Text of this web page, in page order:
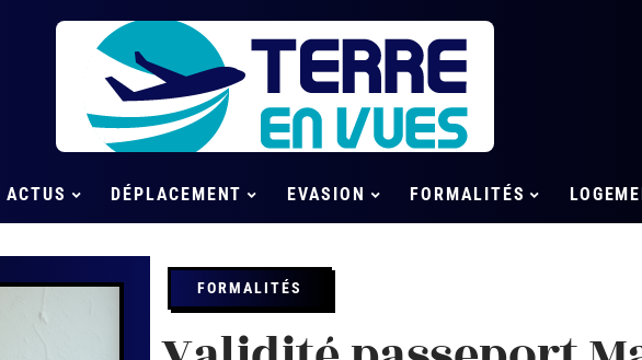
ACTUS DÉPLACEMENT EVASION FORMALITÉS
FORMALITÉS